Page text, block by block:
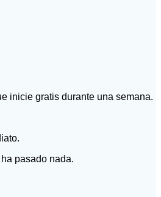
inicie gratis durante una semana.
pasado nada.